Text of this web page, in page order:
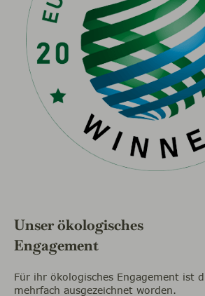
Unser ökologisches
Engagement
Für ihr ökologisches Engagement ist
mehrfach ausgezeichnet worden.